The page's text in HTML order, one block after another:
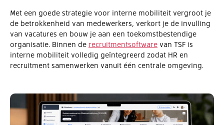
Met een goede strategie voor interne mobiliteit vergroot je
de betrokkenheid van medewerkers, verkort je de invulling
van vacatures en bouw je aan een toekomstbestendige
organisatie. Binnen de recruitmentsoftware van TSF is
interne mobiliteit volledig geïntegreerd zodat HR en
recruitment samenwerken vanuit één centrale omgeving.